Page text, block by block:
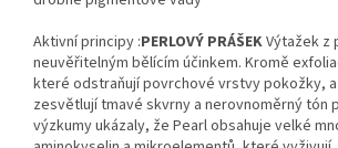
Aktivní principy :PERLOVÝ PRÁŠEKVýtažek z
neuvěřitelným bělícím účinkem. Kromě
které odstraňují povrchové vrstvy pokožky,
zesvětlují tmavé skvrny a nerovnoměrný tón
výzkumy ukázaly, že Pearl obsahuje velké